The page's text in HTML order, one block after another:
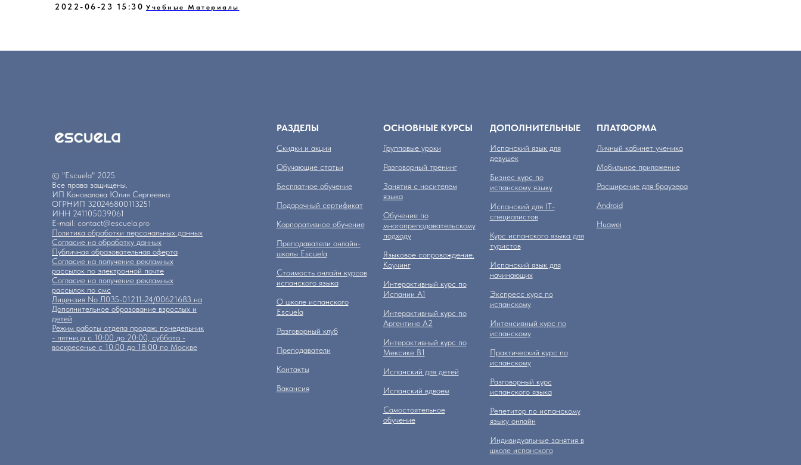
2022-06-23 15:30 Учебные Материалы
© "Escuela" 2025.
Все права защищены.
ИП Коновалова Юлия Сергеевна
ОГРНИП 320246800113251
ИНН 241105039061
E-mail: contact@escuela.pro
Политика обработки персональных данных
Согласие на обработку данных
Публичная образовательная оферта
Согласие на получение рекламных
рассылок по электронной почте
Согласие на получение рекламных
рассылок по смс
Лицензия No Л035-01211-24/00621683 на
Дополнительное образование взрослых и
детей
Режим работы отдела продаж: понедельник
- пятница с 10:00 до 20:00, суббота -
воскресенье с 10:00 до 18:00 по Москве
РАЗДЕЛЫ
Скидки и акции
Обучающие статьи
Бесплатное обучение
Подарочный сертификат
Корпоративное обучение
Преподаватели онлайн-
школы Escuela
Стоимость онлайн курсов
испанского языка
О школе испанского
Escuela
Разговорный клуб
Преподаватели
Контакты
Вакансия
ОСНОВНЫЕ КУРСЫ
Групповые уроки
Разговорный тренинг
Занятия с носителем
языка
Обучение по
многопреподавательскому
подходу
Языковое сопровождение.
Коучинг
Интерактивный курс по
Испании А1
Интерактивный курс по
Аргентине А2
Интерактивный курс по
Мексике B1
Испанский для детей
Испанский вдвоем
Самостоятельное
обучение
ДОПОЛНИТЕЛЬНЫЕ
Испанский язык для
девушек
Бизнес курс по
испанскому языку
Испанский для IT-
специалистов
Курс испанского языка для
туристов
Испанский язык для
начинающих
Экспресс курс по
испанскому
Интенсивный курс по
испанскому
Практический курс по
испанскому
Разговорный курс
испанского языка
Репетитор по испанскому
языку онлайн
Индивидуальные занятия в
школе испанского
ПЛАТФОРМА
Личный кабинет ученика
Мобильное приложение
Расширение для браузера
Аndroid
Huawei